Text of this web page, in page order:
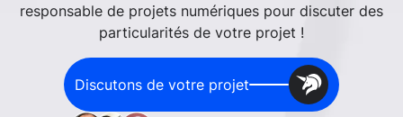
responsable de projets numériques pour discuter des
particularités de votre projet !
Discutons de votre projet